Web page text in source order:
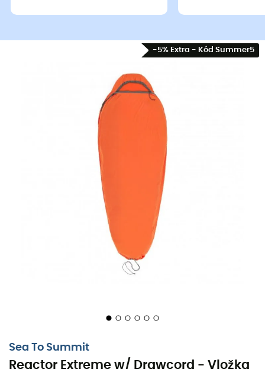
-5% Extra - Kód Summer5
Sea To Summit
Reactor Extreme w/ Drawcord - Vložka